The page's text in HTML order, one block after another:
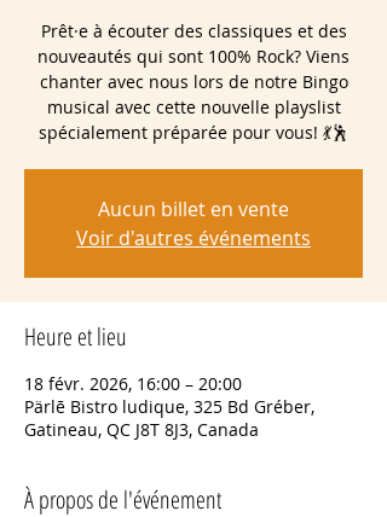
Prêt·e à écouter des classiques et des
nouveautés qui sont 100% Rock? Viens
chanter avec nous lors de notre Bingo
musical avec cette nouvelle playslist
spécialement préparée pour vous! 💃🕺
Aucun billet en vente
Voir d'autres événements
Heure et lieu
18 févr. 2026, 16:00 – 20:00
Pärlē Bistro ludique, 325 Bd Gréber,
Gatineau, QC J8T 8J3, Canada
À propos de l'événement